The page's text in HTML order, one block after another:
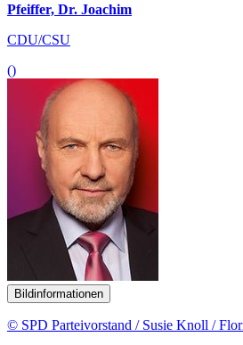
Pfeiffer, Dr. Joachim
CDU/CSU
()
Bildinformationen
© SPD Parteivorstand / Susie Knoll /